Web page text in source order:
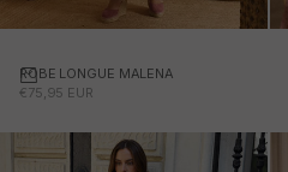
Choisissez des options
ROBE LONGUE MALENA
PRIX PROMOTIONNEL
€75,95 EUR